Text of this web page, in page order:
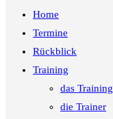
Home
Termine
Rückblick
Training
das Training
die Trainer